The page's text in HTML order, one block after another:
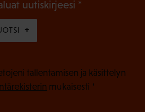
uutiskirjeesi
o
l
tallentamisen ja käsittelyn
mukaisesti *